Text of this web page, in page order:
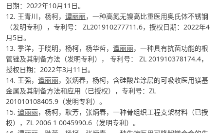
日期：2022年10月11日。
12. 王青川，杨柯， 谭丽丽，一种高氮无镍高比重医用奥氏体不锈钢
（发明专利），专利号： ZL201910277711.6，授权日期：2022年4
月5日。
13. 季洋，于晓明，杨柯，杨华哲， 谭丽丽，一种具有抗菌功能的根
管锉及其制备方法（发明专利）， 专利号： ZL 201910378174.4，
授权日期：2022年3月11日。
14. 王强， 谭丽丽，张炳春，杨柯，含硅酸盐涂层的可吸收医用镁基
金属及其制备方法和应用 （已授权） ，专利号： ZL
201010108405.9 （发明专利）。
15. 谭丽丽，杨柯，耿芳，张炳春，一种骨组织工程支架材料 （已授
权） ， ZL 2006 1 0045990.6 （发明专利）。